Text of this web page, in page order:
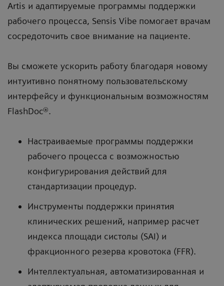
Artis и адаптируемые программы поддержки
рабочего процесса, Sensis Vibe помогает врачам
сосредоточить свое внимание на пациенте.
Вы сможете ускорить работу благодаря новому
интуитивно понятному пользовательскому
интерфейсу и функциональным возможностям
FlashDoc®.
Настраиваемые программы поддержки
рабочего процесса с возможностью
конфигурирования действий для
стандартизации процедур.
Инструменты поддержки принятия
клинических решений, например расчет
индекса площади систолы (SAI) и
фракционного резерва кровотока (FFR).
Интеллектуальная, автоматизированная и